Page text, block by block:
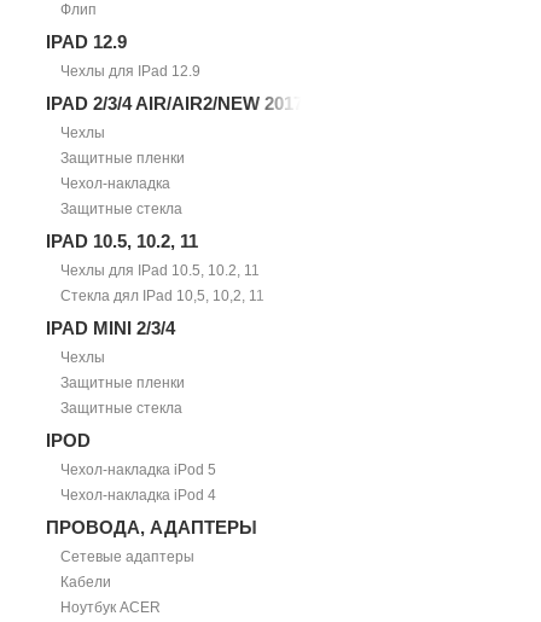
Флип
IPAD 12.9
Чехлы для IPad 12.9
IPAD 2/3/4 AIR/AIR2/NEW 2017
Чехлы
Защитные пленки
Чехол-накладка
Защитные стекла
IPAD 10.5, 10.2, 11
Чехлы для IPad 10.5, 10.2, 11
Стекла дял IPad 10,5, 10,2, 11
IPAD MINI 2/3/4
Чехлы
Защитные пленки
Защитные стекла
IPOD
Чехол-накладка iPod 5
Чехол-накладка iPod 4
ПРОВОДА, АДАПТЕРЫ
Сетевые адаптеры
Кабели
Ноутбук ACER